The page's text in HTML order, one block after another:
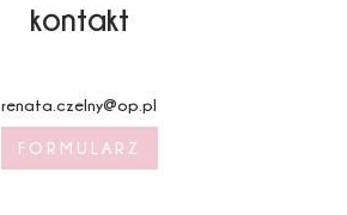
kontakt
renata.czelny@op.pl
FORMULARZ